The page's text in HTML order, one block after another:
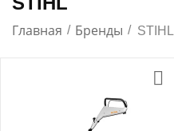
Главная / Бренды / STIHL